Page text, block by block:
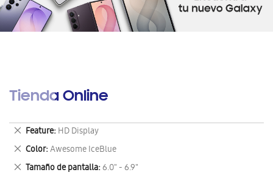
Tienda Online
Feature HD Display
Eliminar
este
artículo
Color Awesome IceBlue
Eliminar
este
Tamaño de pantalla 6.0" - 6.9"
Eliminar